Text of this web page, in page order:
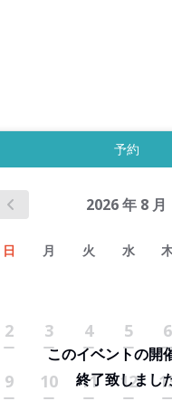
予約
2026年 8 月
日 月 火 水
2 3 4 5 6
9 10 11 12
このイベントの開
終了致しまし